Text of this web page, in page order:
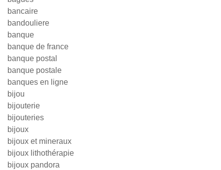
bancaire
bandouliere
banque
banque de france
banque postal
banque postale
banques en ligne
bijou
bijouterie
bijouteries
bijoux
bijoux et mineraux
bijoux lithothérapie
bijoux pandora